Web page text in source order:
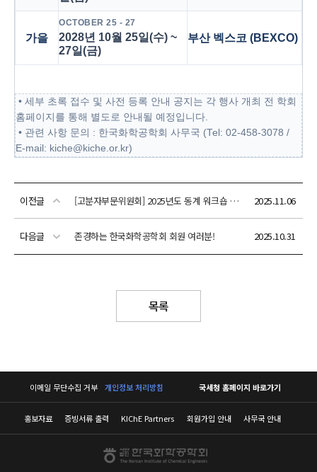
이전글 [고분자부문위원회] 2025년도 동계 워크숍 안내 (2025년12월 29일(월)~30일(화)) 2025.11.06
다음글 존경하는 한국화학공학회 회원 여러분! 2025.10.31
목록
이메일 무단수집 거부 개인정보 처리방침 국세청 홈페이지 바로가기
홍보자료 증빙서류 출력 KIChE Partners 회원가입 안내 사무국 안내